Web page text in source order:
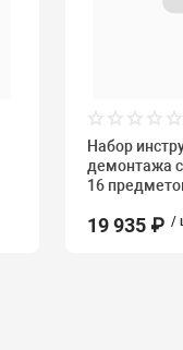
Набор
демонтажа
16
19 935 ₽ /